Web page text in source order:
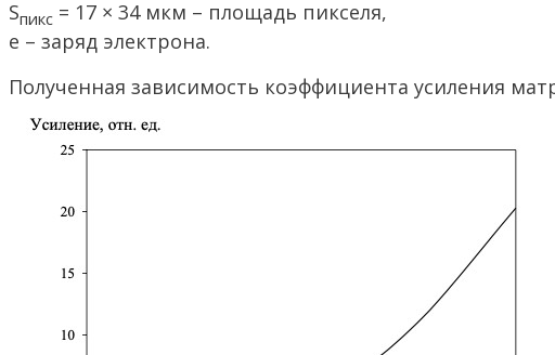
Sпикс = 17 × 34 мкм – площадь пикселя,
e – заряд электрона.
Полученная зависимость коэффициента усиления